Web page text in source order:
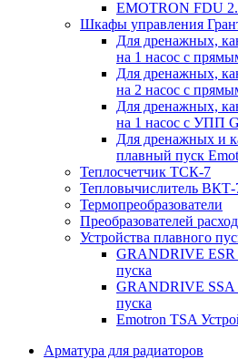
EMOTRON FDU
Шкафы управления
Для дренажных,
на 1 насос с
Для дренажных,
на 2 насос с
Для дренажных,
на 1 насос с УПП
Для дренажных и
плавный пуск
Теплосчетчик ТСК-7
Тепловычислитель ВКТ-
Термопреобразователи
Преобразователей
Устройства плавного
GRANDRIVE ESR
пуска
GRANDRIVE SSA
пуска
Emotron TSA
Арматура для радиаторов